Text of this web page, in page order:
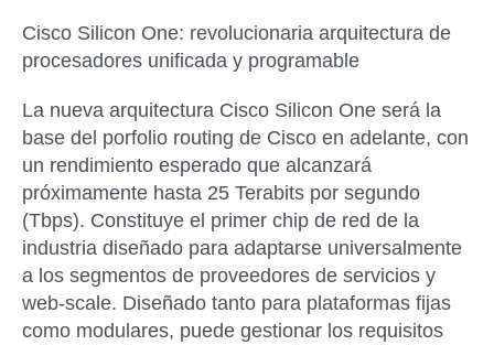
Cisco Silicon One: revolucionaria arquitectura de
procesadores unificada y programable
La nueva arquitectura Cisco Silicon One será la
base del porfolio routing de Cisco en adelante, con
un rendimiento esperado que alcanzará
próximamente hasta 25 Terabits por segundo
(Tbps). Constituye el primer chip de red de la
industria diseñado para adaptarse universalmente
a los segmentos de proveedores de servicios y
web-scale. Diseñado tanto para plataformas fijas
como modulares, puede gestionar los requisitos